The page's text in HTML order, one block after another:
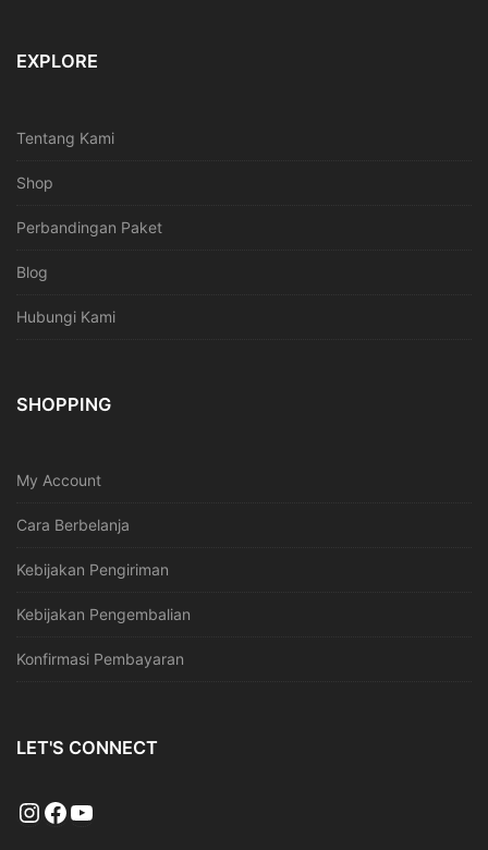
EXPLORE
Tentang Kami
Shop
Perbandingan Paket
Blog
Hubungi Kami
SHOPPING
My Account
Cara Berbelanja
Kebijakan Pengiriman
Kebijakan Pengembalian
Konfirmasi Pembayaran
LET'S CONNECT